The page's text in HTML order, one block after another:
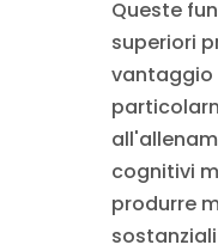
Queste
superiori
vantaggio
cognitivi
produrre